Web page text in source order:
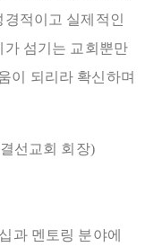
적이고 실제적인
가 섬기는 교회뿐만
이 되리라 확신하며
선교회 회장)
과 멘토링 분야에